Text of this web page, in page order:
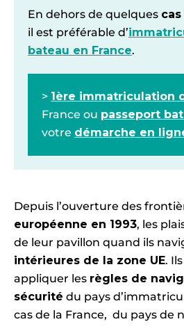
En dehors de quelques
il est préférable d’
bateau en France.
> 1ère immatriculation
France ou passeport
votre démarche en
Depuis l’ouverture des
européenne en 1993, les
de leur pavillon quand ils
intérieures de la zone UE.
appliquer les règles de
sécurité du pays
cas de la France, du pays de